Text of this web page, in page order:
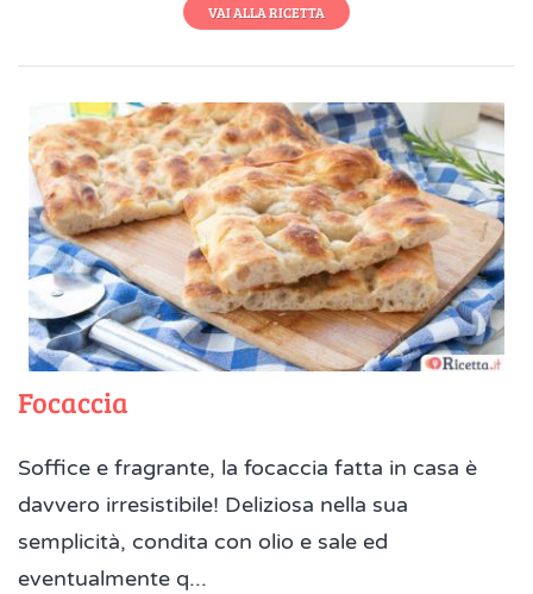
VAI ALLA RICETTA
Focaccia
Soffice e fragrante, la focaccia fatta in casa è
davvero irresistibile! Deliziosa nella sua
semplicità, condita con olio e sale ed
eventualmente q...